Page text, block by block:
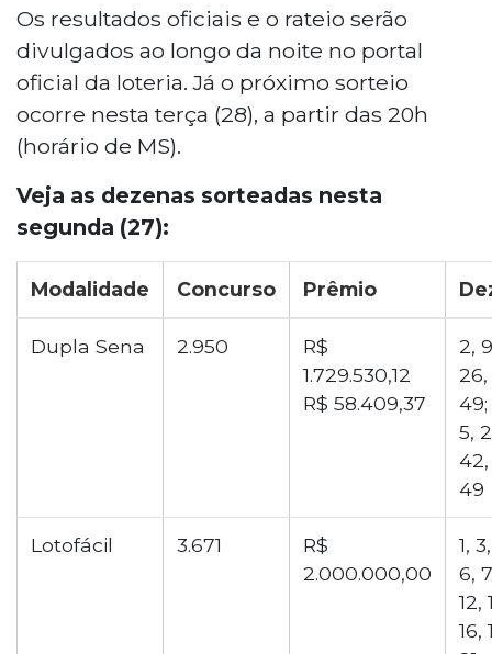
somam R$ 14,3 milhões. O maior prêmio foi da
Super Sete, de R$ 7 milhões, com dezenas 1, 1,
3, 8, 6, 3 e 4. O próximo sorteio ocorre nesta
terça-feira (28), a partir das 20h.
Os resultados oficiais e o rateio serão
divulgados ao longo da noite no portal
oficial da loteria. Já o próximo sorteio
ocorre nesta terça (28), a partir das 20h
(horário de MS).
Veja as dezenas sorteadas nesta
segunda (27):
Modalidade Concurso Prêmio
Dupla Sena 2.950
R$
1.729.530,12
R$ 58.409,37
2,
49;
5,
42,
49
Lotofácil 3.671
R$
2.000.000,00
1,
6,
12,
16,